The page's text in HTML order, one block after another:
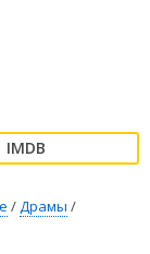
/Драмы /